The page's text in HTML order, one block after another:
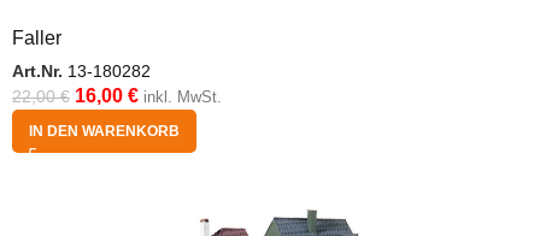
Faller
Art.Nr. 13-180282
22,00€ 16,00 € inkl. MwSt.
IN DEN WARENKORB